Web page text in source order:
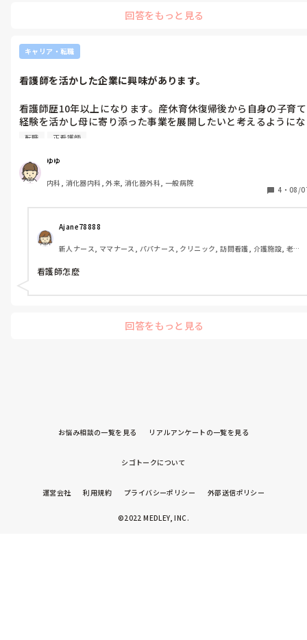
バスで出向くこともあるみたいで気分転換になるみたいなのでおす
回答をもっと見る
キャリア・転職
看護師を活かした企業に興味があります。
看護師歴10年以上になります。産休育休復帰後から自身の子育て
経験を活かし母に寄り添った事業を展開したいと考えるようにな
りました。例えば託児ルームの開設や産後の母を対象にしたカフ
るのですが無謀でしょうか？
転職 正看護師
ゆゆ
内科, 消化器内科, 外来, 消化器外科, 一般病院
4 ・ 08/
Ajane78888
新人ナース, ママナース, パパナース, クリニック, 訪問看護, 介護施設, 老
多機能, 助産師
看護師怎麼
回答をもっと見る
お悩み相談の一覧を見る リアルアンケートの一覧を見る
シゴトークについて
運営会社 利用規約 プライバシーポリシー 外部送信ポリシー
©2022 MEDLEY, INC.